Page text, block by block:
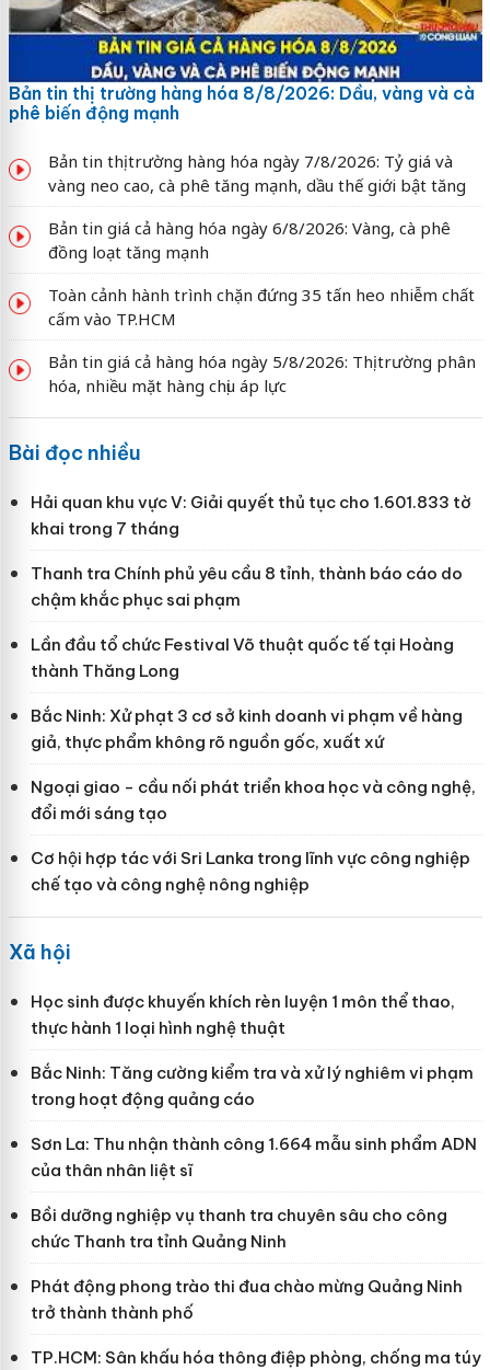
Bản tin thị trường hàng hóa 8/8/2026: Dầu, vàng và cà
phê biến động mạnh
Bản tin thị trường hàng hóa ngày 7/8/2026: Tỷ giá và
vàng neo cao, cà phê tăng mạnh, dầu thế giới bật tăng
Bản tin giá cả hàng hóa ngày 6/8/2026: Vàng, cà phê
đồng loạt tăng mạnh
Toàn cảnh hành trình chặn đứng 35 tấn heo nhiễm chất
cấm vào TP.HCM
Bản tin giá cả hàng hóa ngày 5/8/2026: Thị trường phân
hóa, nhiều mặt hàng chịu áp lực
Bài đọc nhiều
Hải quan khu vực V: Giải quyết thủ tục cho 1.601.833 tờ
khai trong 7 tháng
Thanh tra Chính phủ yêu cầu 8 tỉnh, thành báo cáo do
chậm khắc phục sai phạm
Lần đầu tổ chức Festival Võ thuật quốc tế tại Hoàng
thành Thăng Long
Bắc Ninh: Xử phạt 3 cơ sở kinh doanh vi phạm về hàng
giả, thực phẩm không rõ nguồn gốc, xuất xứ
Ngoại giao - cầu nối phát triển khoa học và công nghệ,
đổi mới sáng tạo
Cơ hội hợp tác với Sri Lanka trong lĩnh vực công nghiệp
chế tạo và công nghệ nông nghiệp
Xã hội
Học sinh được khuyến khích rèn luyện 1 môn thể thao,
thực hành 1 loại hình nghệ thuật
Bắc Ninh: Tăng cường kiểm tra và xử lý nghiêm vi phạm
trong hoạt động quảng cáo
Sơn La: Thu nhận thành công 1.664 mẫu sinh phẩm ADN
của thân nhân liệt sĩ
Bồi dưỡng nghiệp vụ thanh tra chuyên sâu cho công
chức Thanh tra tỉnh Quảng Ninh
Phát động phong trào thi đua chào mừng Quảng Ninh
trở thành thành phố
TP.HCM: Sân khấu hóa thông điệp phòng, chống ma túy